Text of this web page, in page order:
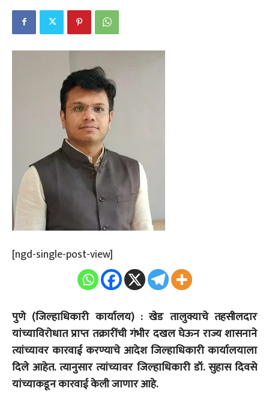
[ngd-single-post-view]
पुणे (जिल्हाधिकारी कार्यालय) : खेड तालुक्याचे तहसीलदार
यांच्याविरोधात प्राप्त तक्रारींची गंभीर दखल घेऊन राज्य शासनाने
त्यांच्यावर कारवाई करण्याचे आदेश जिल्हाधिकारी कार्यालयाला
दिले आहेत. त्यानुसार त्यांच्यावर जिल्हाधिकारी डॉ. सुहास दिवसे
यांच्याकडून कारवाई केली जाणार आहे.